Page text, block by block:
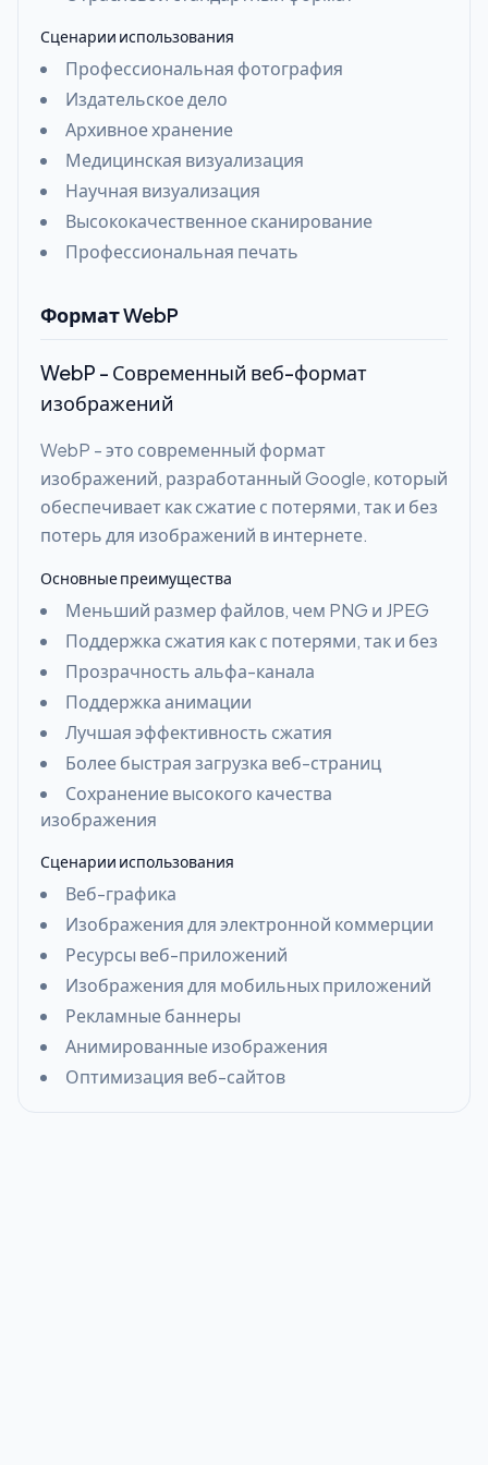
Сценарии использования
Профессиональная фотография
Издательское дело
Архивное хранение
Медицинская визуализация
Научная визуализация
Высококачественное сканирование
Профессиональная печать
Формат WebP
WebP - Современный веб-формат
изображений
WebP - это современный формат
изображений, разработанный Google, который
обеспечивает как сжатие с потерями, так и без
потерь для изображений в интернете.
Основные преимущества
Меньший размер файлов, чем PNG и JPEG
Поддержка сжатия как с потерями, так и без
Прозрачность альфа-канала
Поддержка анимации
Лучшая эффективность сжатия
Более быстрая загрузка веб-страниц
Сохранение высокого качества
изображения
Сценарии использования
Веб-графика
Изображения для электронной коммерции
Ресурсы веб-приложений
Изображения для мобильных приложений
Рекламные баннеры
Анимированные изображения
Оптимизация веб-сайтов